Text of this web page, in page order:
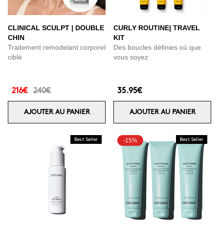
CLINICAL SCULPT | DOUBLE
CHIN
Traitement remodelant corporel
ciblé
216€ 240€
AJOUTER AU PANIER
CURLY ROUTINE| TRAVEL
KIT
Des boucles définies où que
vous soyez
35.95€
AJOUTER AU PANIER
Best Seller -15% Best Seller